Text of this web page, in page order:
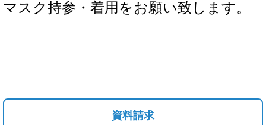
マスク持参・着用をお願い致します。
資料請求